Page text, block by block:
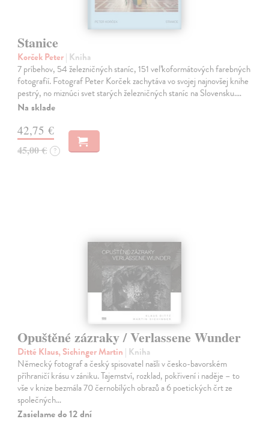
Stanice
Korček Peter| Kniha
7 príbehov, 54 železničných staníc, 151 veľkoformátových farebných
fotografií. Fotograf Peter Korček zachytáva vo svojej najnovšej knihe
pestrý, no miznúci svet starých železničných staníc na Slovensku.…
Na sklade
42,75 €
45,00 € ?
Opuštěné zázraky / Verlassene Wunder
Ditté Klaus, Sichinger Martin | Kniha
Německý fotograf a český spisovatel našli v česko-bavorském
příhraničí krásu v zániku. Tajemství, rozklad, pokřivení i naděje – to
vše v knize bezmála 70 černobílých obrazů a 6 poetických črt ze
společných…
Zasielame do 12 dní